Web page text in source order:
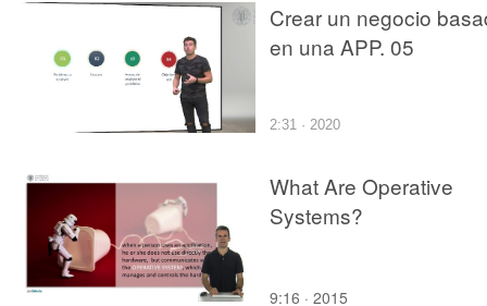
Crear un negocio
en una APP. 05
2:31 · 2020
What Are Operative
Systems?
9:16 · 2015